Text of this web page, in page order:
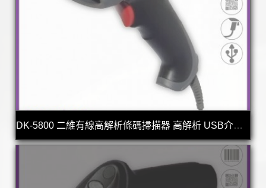
DK-5800 二維有線高解析條碼掃描器 高解析 USB介面 台灣製造